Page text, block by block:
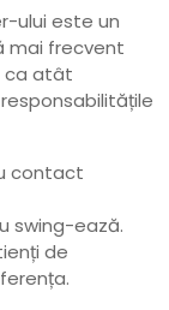
ului este un
mai frecvent
ca atât
contact
swing-ează.
de